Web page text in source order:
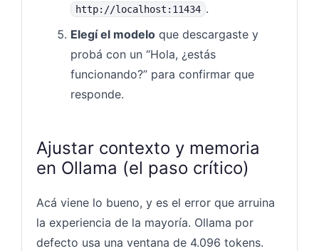
http://localhost:11434 .
Elegí el modelo que descargaste y
probá con un “Hola, ¿estás
funcionando?” para confirmar que
responde.
Ajustar contexto y memoria
en Ollama (el paso crítico)
Acá viene lo bueno, y es el error que arruina
la experiencia de la mayoría. Ollama por
defecto usa una ventana de 4.096 tokens.